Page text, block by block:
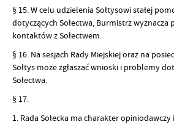
§ 15. W celu udzielenia Sołtysowi stałej
dotyczących Sołectwa, Burmistrz
kontaktów z Sołectwem.
§ 16. Na sesjach Rady Miejskiej oraz na
Sołtys może zgłaszać wnioski i problemy
Sołectwa.
§ 17.
1. Rada Sołecka ma charakter